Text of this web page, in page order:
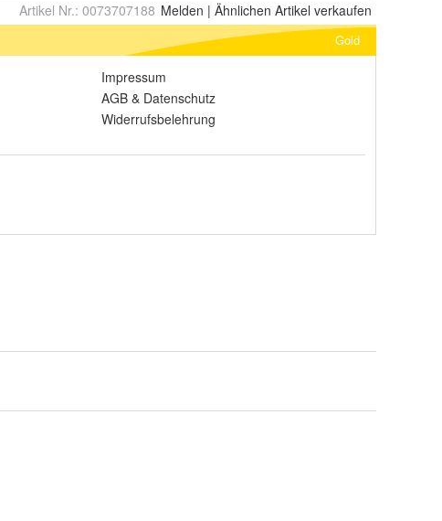
Artikel Nr.: 0073707188 Melden | Ähnlichen Artikel verkaufen
Gold
Impressum
AGB & Datenschutz
Widerrufsbelehrung